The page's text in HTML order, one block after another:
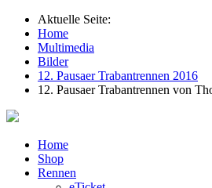
Aktuelle Seite:
Home
Multimedia
Bilder
12. Pausaer Trabantrennen 2016
12. Pausaer Trabantrennen von
Home
Shop
Rennen